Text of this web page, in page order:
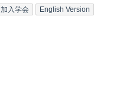
English Version
加入学会